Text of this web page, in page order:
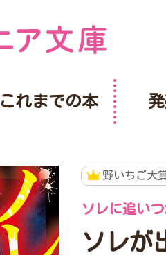
これまでの本
野いちご大
ソレに追い
ソレが